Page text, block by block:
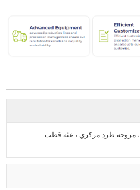
ج: مروحة محورية AC & EC & DC ، مروحة طرد مركزي ، عثة قطب